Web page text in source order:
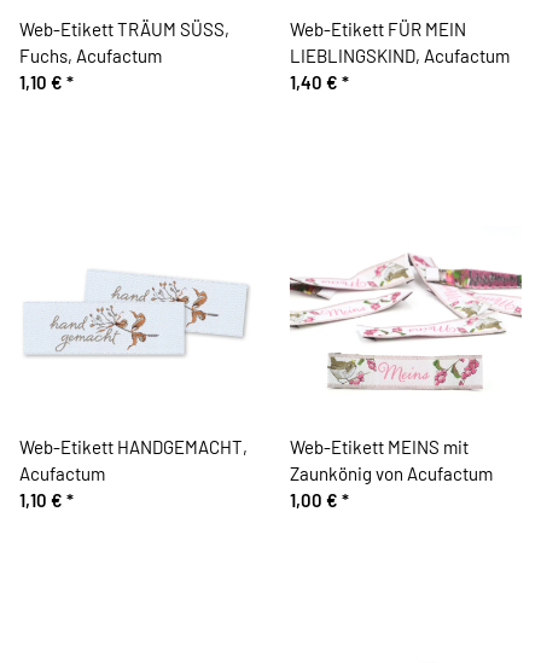
Web-Etikett TRÄUM SÜSS,
Fuchs, Acufactum
1,10 € *
Web-Etikett FÜR MEIN
LIEBLINGSKIND, Acufactum
1,40 € *
Web-Etikett HANDGEMACHT,
Acufactum
1,10 € *
Web-Etikett MEINS mit
Zaunkönig von Acufactum
1,00 € *